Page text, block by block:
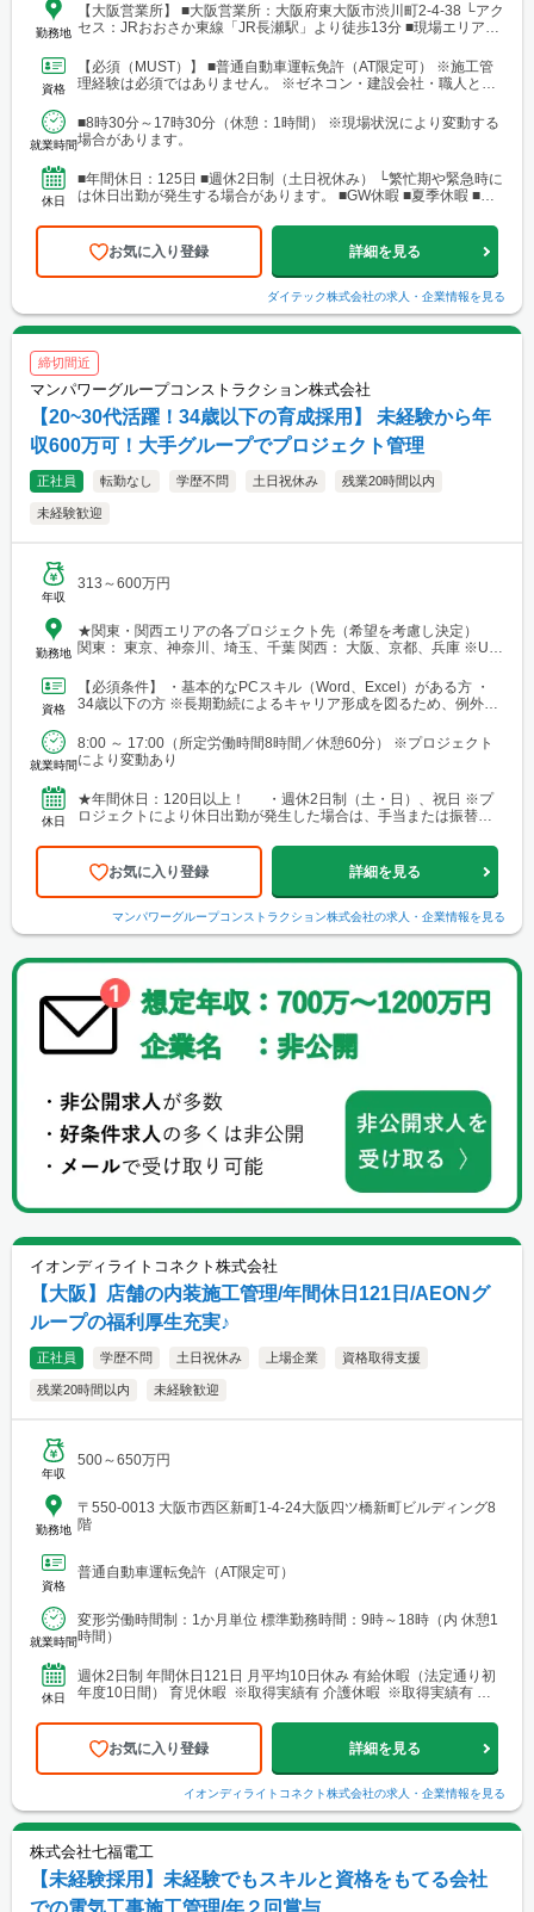
勤務地
【大阪営業所】 ■大阪営業所：大阪府東大阪市渋川町2-4-38 └アク
セス：JRおおさか東線「JR長瀬駅」より徒歩13分 ■現場エリア：
区大塚高岩7-24 ■現場エリア：京都・兵庫など ※配属先は選考時
にご希望を伺ったうえで決定いたします。 ※転勤はありません。
資格
【必須（MUST）】 ■普通自動車運転免許（AT限定可） ※施工管
理経験は必須ではありません。 ※ゼネコン・建設会社・職人との
就業時間
■8時30分～17時30分（休憩：1時間） ※現場状況により変動する
場合があります。
休日
■年間休日：125日 ■週休2日制（土日祝休み） └繁忙期や緊急時に
は休日出勤が発生する場合があります。 ■GW休暇 ■夏季休暇 ■年
お気に入り登録 詳細を見る
ダイテック株式会社の求人・企業情報を見る
締切間近
マンパワーグループコンストラクション株式会社
【20~30代活躍！34歳以下の育成採用】 未経験から年
収600万可！大手グループでプロジェクト管理
正社員 転勤なし 学歴不問 土日祝休み 残業20時間以内
未経験歓迎
年収
313～600万円
勤務地
★関東・関西エリアの各プロジェクト先（希望を考慮し決定）
関東： 東京、神奈川、埼玉、千葉 関西： 大阪、京都、兵庫 ※U・
ションタワーN 30階
資格
【必須条件】 ・基本的なPCスキル（Word、Excel）がある方 ・
34歳以下の方 ※長期勤続によるキャリア形成を図るため、例外事
就業時間
8:00 ～ 17:00（所定労働時間8時間／休憩60分） ※プロジェクト
により変動あり
休日
★年間休日：120日以上！ ・週休2日制（土・日）、祝日 ※プ
ロジェクトにより休日出勤が発生した場合は、手当または振替休
お気に入り登録 詳細を見る
マンパワーグループコンストラクション株式会社の求人・企業情報を見る
イオンディライトコネクト株式会社
【大阪】店舗の内装施工管理/年間休日121日/AEONグ
ループの福利厚生充実♪
正社員 学歴不問 土日祝休み 上場企業 資格取得支援
残業20時間以内 未経験歓迎
年収
500～650万円
勤務地
〒550-0013 大阪市西区新町1-4-24大阪四ツ橋新町ビルディング8
階
資格
普通自動車運転免許（AT限定可）
就業時間
変形労働時間制：1か月単位 標準勤務時間：9時～18時（内 休憩1
時間）
休日
週休2日制 年間休日121日 月平均10日休み 有給休暇（法定通り初
年度10日間） 育児休暇 ※取得実績有 介護休暇 ※取得実績有 慶
お気に入り登録 詳細を見る
イオンディライトコネクト株式会社の求人・企業情報を見る
株式会社七福電工
【未経験採用】未経験でもスキルと資格をもてる会社
での電気工事施工管理/年２回賞与